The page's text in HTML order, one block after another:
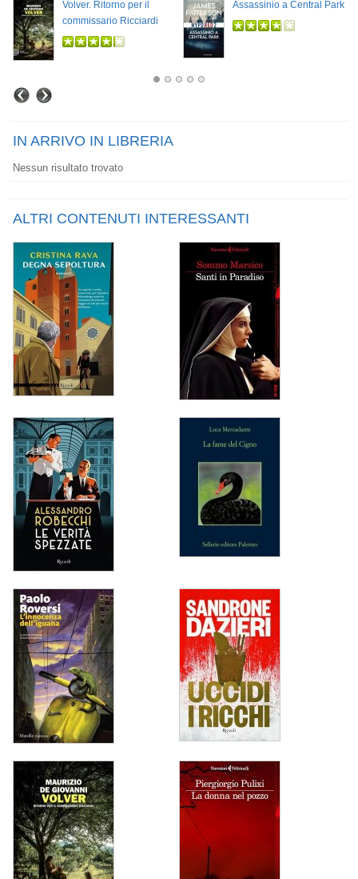
Volver. Ritorno per il
commissario Ricciardi
Assassinio a Central Park
IN ARRIVO IN LIBRERIA
Nessun risultato trovato
ALTRI CONTENUTI INTERESSANTI